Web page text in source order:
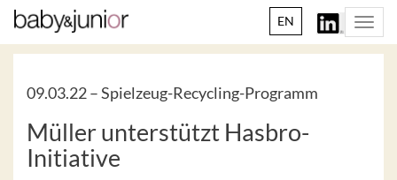
EN
09.03.22 –Spielzeug-Recycling-Programm
Müller unterstützt Hasbro-
Initiative